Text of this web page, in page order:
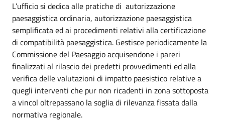
L’ufficio si dedica alle pratiche di autorizzazione
paesaggistica ordinaria, autorizzazione paesaggistica
semplificata ed ai procedimenti relativi alla certificazione
di compatibilità paesaggistica. Gestisce periodicamente la
Commissione del Paesaggio acquisendone i pareri
finalizzati al rilascio dei predetti provvedimenti ed alla
verifica delle valutazioni di impatto paesistico relative a
quegli interventi che pur non ricadenti in zona sottoposta
a vincol oltrepassano la soglia di rilevanza fissata dalla
normativa regionale.